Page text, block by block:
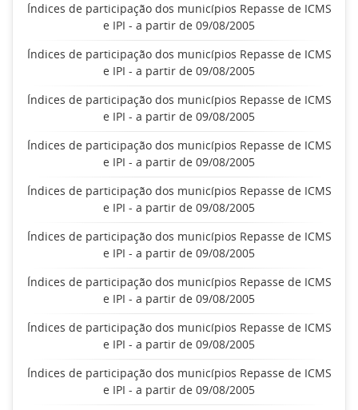
Índices de participação dos municípios Repasse de ICMS
e IPI - a partir de 09/08/2005
Índices de participação dos municípios Repasse de ICMS
e IPI - a partir de 09/08/2005
Índices de participação dos municípios Repasse de ICMS
e IPI - a partir de 09/08/2005
Índices de participação dos municípios Repasse de ICMS
e IPI - a partir de 09/08/2005
Índices de participação dos municípios Repasse de ICMS
e IPI - a partir de 09/08/2005
Índices de participação dos municípios Repasse de ICMS
e IPI - a partir de 09/08/2005
Índices de participação dos municípios Repasse de ICMS
e IPI - a partir de 09/08/2005
Índices de participação dos municípios Repasse de ICMS
e IPI - a partir de 09/08/2005
Índices de participação dos municípios Repasse de ICMS
e IPI - a partir de 09/08/2005